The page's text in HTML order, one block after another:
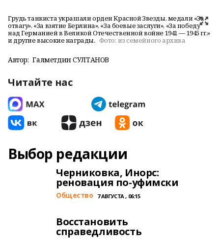
Грудь танкиста украшали орден Красной Звезды, медали «За
отвагу», «За взятие Берлина», «За боевые заслуги», «За победу
над Германией в Великой Отечественной войне 1941 — 1945 гг.»
и другие высокие награды. Фото: из семейного архива
Автор: Галметдин СУЛТАНОВ
Читайте нас
Выбор редакции
Черниковка, Инорс:
реновация по-уфимски
Общество 7 АВГУСТА , 06:15
Восстановить
справедливость